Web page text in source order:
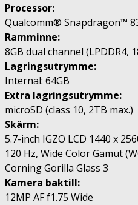
Processor:
Qualcomm® Snapdragon™
Ramminne:
8GB dual channel (LPDDR4,
Lagringsutrymme:
Internal: 64GB
Extra lagringsutrymme:
microSD (class 10, 2TB max.)
Skärm:
5.7-inch IGZO LCD 1440 x
120 Hz, Wide Color Gamut
Corning Gorilla Glass 3
Kamera baktill:
12MP AF f1.75 Wide